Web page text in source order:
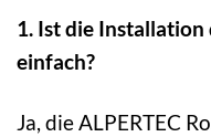
1. Ist die
einfach?
Ja, die ALPERTEC